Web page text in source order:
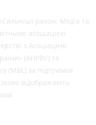
разом: Медіа та
асоціацією
з Асоціацією
(АНРВУ) та
(MBL) за підтримки
відображають